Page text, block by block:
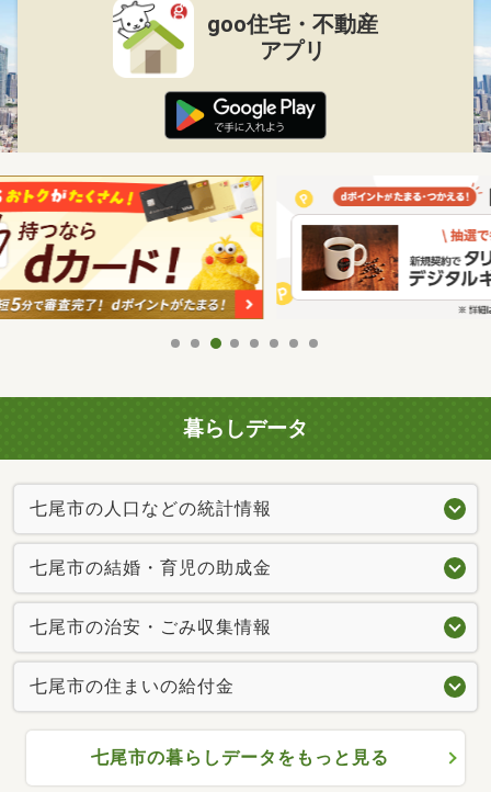
goo住宅・不動産
アプリ
暮らしデータ
七尾市の人口などの統計情報
七尾市の結婚・育児の助成金
七尾市の治安・ごみ収集情報
七尾市の住まいの給付金
七尾市の暮らしデータをもっと見る